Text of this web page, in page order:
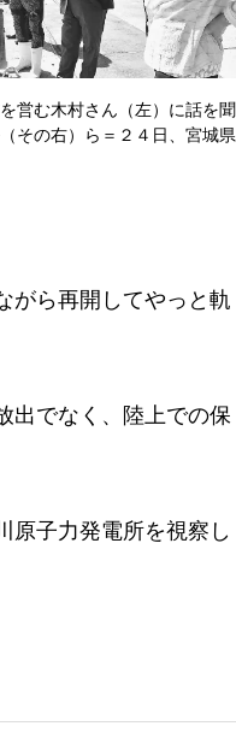
を営む木村さん（左）に話を聞
その右）ら＝２４日、宮城県
がら再開してやっと軌
出でなく、陸上での保
原子力発電所を視察し